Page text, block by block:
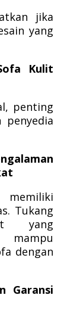
jika
yang
Kulit
penting
memiliki
Tukang
yang
mampu
dengan
Garansi